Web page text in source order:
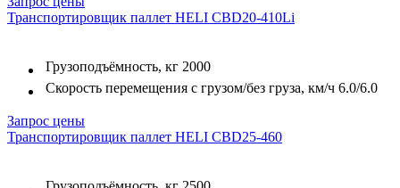
Транспортировщик паллет HELI CBD20-410Li
Грузоподъёмность, кг 2000
Скорость перемещения с грузом/без груза, км/ч 6.0/6.0
Запрос цены
Транспортировщик паллет HELI CBD25-460